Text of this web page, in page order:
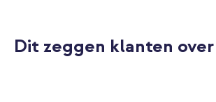
Dit zeggen klanten over